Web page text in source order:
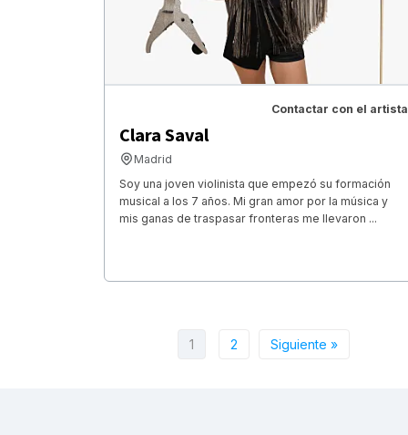
Contactar con el artista
Clara Saval
Madrid
Soy una joven violinista que empezó su formación
musical a los 7 años. Mi gran amor por la música y
mis ganas de traspasar fronteras me llevaron ...
1 2 Siguiente »